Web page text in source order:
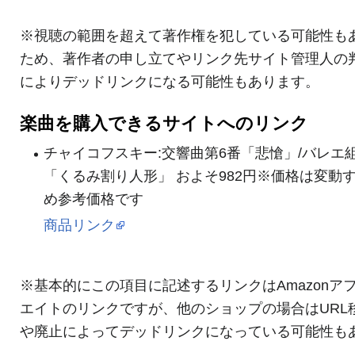
※視聴の範囲を超えて著作権を犯している可能性も
ため、著作者の申し立てやリンク先サイト管理人の
によりデッドリンクになる可能性もあります。
楽曲を購入できるサイトへのリンク
チャイコフスキー:交響曲第6番「悲愴」/バレエ
「くるみ割り人形」 およそ982円※価格は変動
め参考価格です
商品リンク
※基本的にこの項目に記述するリンクはAmazonア
エイトのリンクですが、他のショップの場合はURL
や廃止によってデッドリンクになっている可能性も